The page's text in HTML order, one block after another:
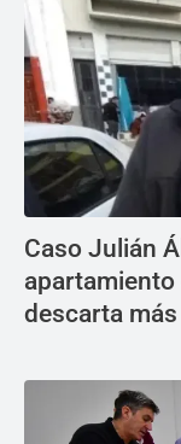
Caso Julián
apartamiento
descarta